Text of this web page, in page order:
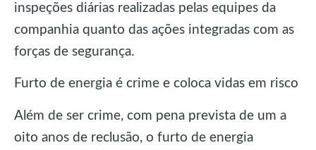
inspeções diárias realizadas pelas equipes da
companhia quanto das ações integradas com as
forças de segurança.
Furto de energia é crime e coloca vidas em risco
Além de ser crime, com pena prevista de um a
oito anos de reclusão, o furto de energia